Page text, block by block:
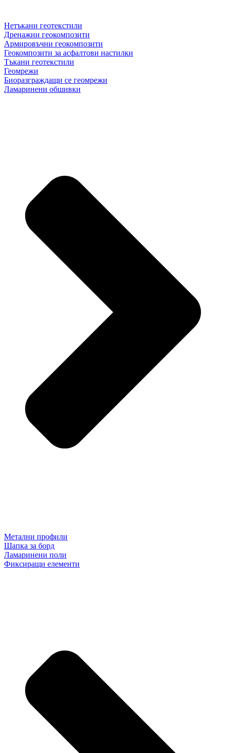
Нетъкани геотекстили
Дренажни геокомпозити
Армировъчни геокомпозити
Геокомпозити за асфалтови настилки
Тъкани геотекстили
Геомрежи
Биоразграждащи се геомрежи
Ламаринени обшивки
Метални профили
Шапка за борд
Ламаринени поли
Фиксиращи елементи